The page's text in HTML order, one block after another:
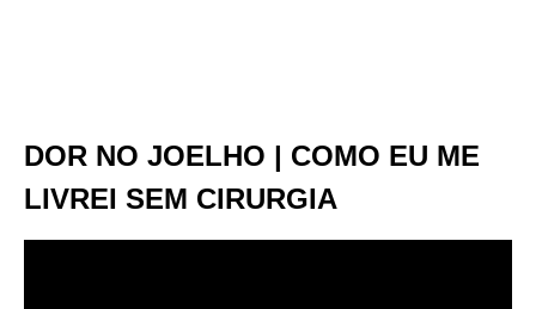
DOR NO JOELHO | COMO EU ME
LIVREI SEM CIRURGIA